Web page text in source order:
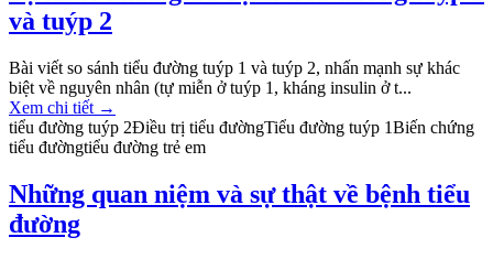
và tuýp 2
Bài viết so sánh tiểu đường tuýp 1 và tuýp 2, nhấn mạnh sự khác
biệt về nguyên nhân (tự miễn ở tuýp 1, kháng insulin ở t...
Xem chi tiết →
tiểu đường tuýp 2Điều trị tiểu đườngTiểu đường tuýp 1Biến chứng
tiểu đườngtiểu đường trẻ em
Những quan niệm và sự thật về bệnh tiểu
đường